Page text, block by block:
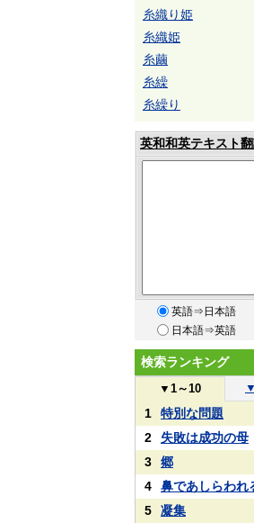
糸織り姫
糸織姫
糸繭
糸繰
糸繰り
英和和英テキスト
英語⇒日本語
日本語⇒英語
検索ランキング
▼ 1～10 ▼
1
特別な問題
2
失敗は成功の母
3
郷
4
鼻であしらわれ
5
凝集